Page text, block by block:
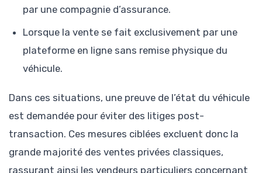
par une compagnie d’assurance.
Lorsque la vente se fait exclusivement par une
plateforme en ligne sans remise physique du
véhicule.
Dans ces situations, une preuve de l’état du véhicule
est demandée pour éviter des litiges post-
transaction. Ces mesures ciblées excluent donc la
grande majorité des ventes privées classiques,
rassurant ainsi les vendeurs particuliers concernant